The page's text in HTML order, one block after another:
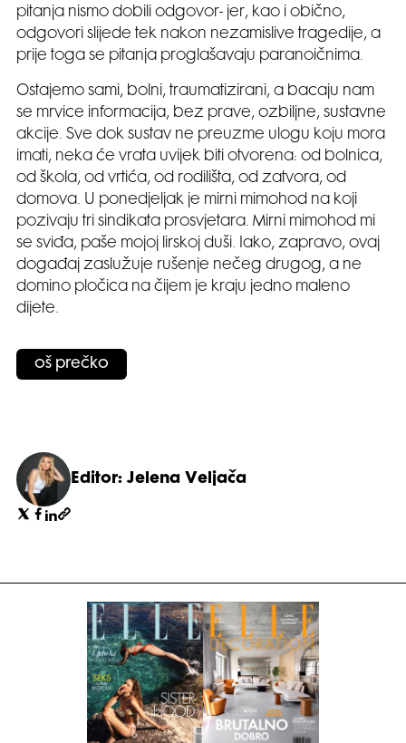
pitanja nismo dobili odgovor- jer, kao i obično,
odgovori slijede tek nakon nezamislive tragedije, a
prije toga se pitanja proglašavaju paranoičnima.
Ostajemo sami, bolni, traumatizirani, a bacaju nam
se mrvice informacija, bez prave, ozbiljne, sustavne
akcije. Sve dok sustav ne preuzme ulogu koju mora
imati, neka će vrata uvijek biti otvorena: od bolnica,
od škola, od vrtića, od rodilišta, od zatvora, od
domova. U ponedjeljak je mirni mimohod na koji
pozivaju tri sindikata prosvjetara. Mirni mimohod mi
se sviđa, paše mojoj lirskoj duši. Iako, zapravo, ovaj
događaj zaslužuje rušenje nečeg drugog, a ne
domino pločica na čijem je kraju jedno maleno
dijete.
oš prečko
Editor: Jelena Veljača